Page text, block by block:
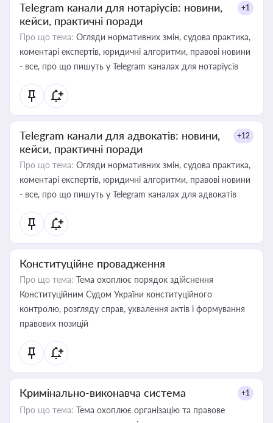
Telegram канали для нотаріусів: новини,
кейси, практичні поради
+1
Про що тема: Огляди нормативних змін, судова практика,
коментарі експертів, юридичні алгоритми, правові новини
- все, про що пишуть у Telegram каналах для нотаріусів
Telegram канали для адвокатів: новини,
кейси, практичні поради
+12
Про що тема: Огляди нормативних змін, судова практика,
коментарі експертів, юридичні алгоритми, правові новини
- все, про що пишуть у Telegram каналах для адвокатів
Конституційне провадження
Про що тема: Тема охоплює порядок здійснення
Конституційним Судом України конституційного
контролю, розгляду справ, ухвалення актів і формування
правових позицій
Кримінально-виконавча система +1
Про що тема: Тема охоплює організацію та правове